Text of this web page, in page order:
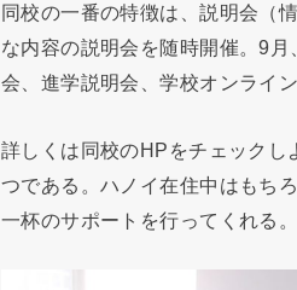
同校の一番の特徴は、説明会（
な内容の説明会を随時開催。9
会、進学説明会、学校オンライ
詳しくは同校のHPをチェックし
つである。ハノイ在住中はもち
一杯のサポートを行ってくれる。